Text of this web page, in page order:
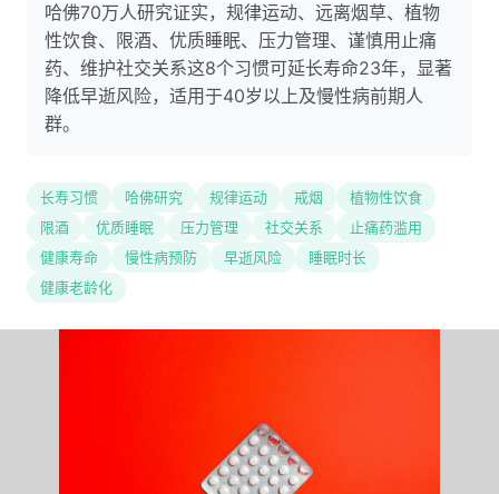
哈佛70万人研究证实，规律运动、远离烟草、植物
性饮食、限酒、优质睡眠、压力管理、谨慎用止痛
药、维护社交关系这8个习惯可延长寿命23年，显著
降低早逝风险，适用于40岁以上及慢性病前期人
群。
长寿习惯 哈佛研究 规律运动 戒烟
植物性饮食
限酒
优质睡眠 压力管理 社交关系
止痛药滥用
健康寿命
慢性病预防 早逝风险
睡眠时长
健康老龄化